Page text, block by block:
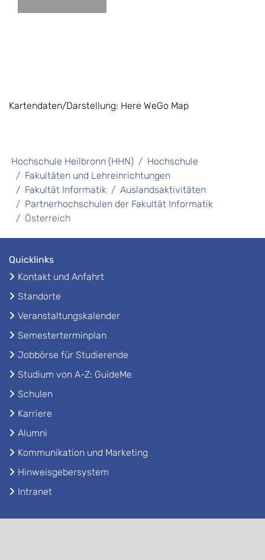
Kartendaten/Darstellung: Here WeGo Map
Hochschule Heilbronn (HHN)
Hochschule
Fakultäten und Lehreinrichtungen
Fakultät Informatik
Auslandsaktivitäten
Partnerhochschulen der Fakultät Informatik
Österreich
Quicklinks
Kontakt und Anfahrt
Standorte
Veranstaltungskalender
Semesterterminplan
Jobbörse für Studierende
Studium von A-Z: GuideMe
Schulen
Karriere
Alumni
Kommunikation und Marketing
Hinweisgebersystem
Intranet